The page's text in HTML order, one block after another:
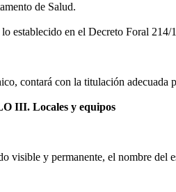
de Salud.
establecido en el Decreto Foral 214/
contará con la titulación adecuada
III. Locales y equipos
y permanente, el nombre del